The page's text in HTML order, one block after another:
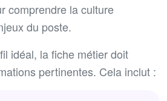
comprendre la culture
du poste.
idéal, la fiche métier doit
pertinentes. Cela inclut :